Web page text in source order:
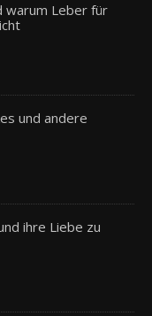
warum Leber für
und andere
ihre Liebe zu